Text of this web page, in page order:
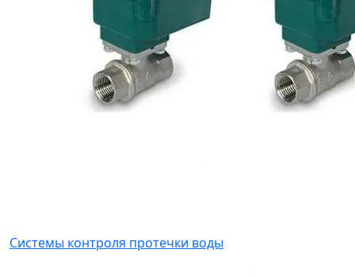
Системы контроля протечки воды